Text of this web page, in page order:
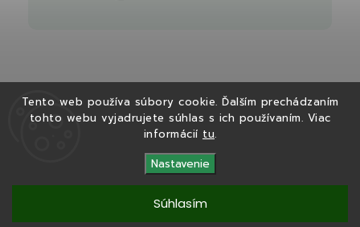
Tento web používa súbory cookie. Ďalším prechádzaním
tohto webu vyjadrujete súhlas s ich používaním. Viac
informácií tu.
Nastavenie
Súhlasím
Copyright 2026Naturfyt.sk. Všetky práva vyhradené.
| Design